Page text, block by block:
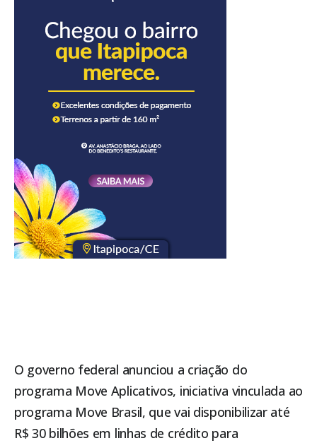
O governo federal anunciou a criação do
programa Move Aplicativos, iniciativa vinculada ao
programa Move Brasil, que vai disponibilizar até
R$ 30 bilhões em linhas de crédito para